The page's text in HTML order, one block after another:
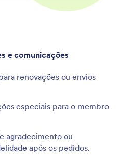
e comunicações
renovações ou envios
especiais para o membro
agradecimento ou
após os pedidos.